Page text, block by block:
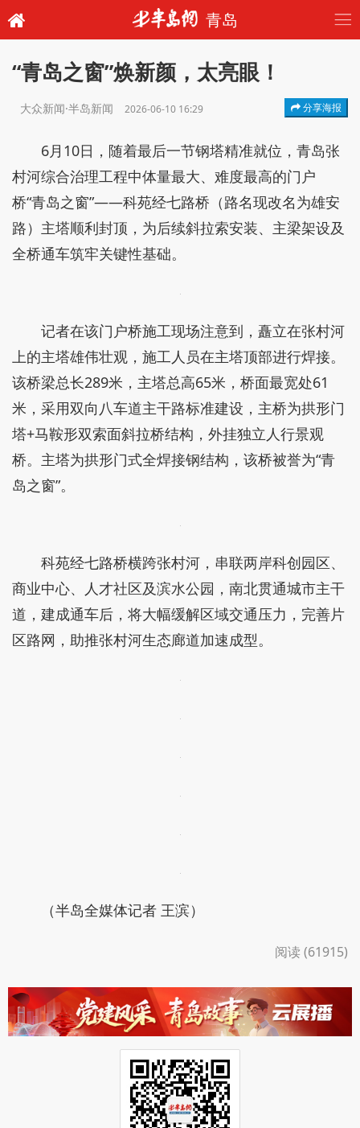
青岛
“青岛之窗”焕新颜，太亮眼！
大众新闻·半岛新闻 2026-06-10 16:29 分享海报
6月10日，随着最后一节钢塔精准就位，青岛张
村河综合治理工程中体量最大、难度最高的门户
桥“青岛之窗”——科苑经七路桥（路名现改名为雄安
路）主塔顺利封顶，为后续斜拉索安装、主梁架设及
全桥通车筑牢关键性基础。
记者在该门户桥施工现场注意到，矗立在张村河
上的主塔雄伟壮观，施工人员在主塔顶部进行焊接。
该桥梁总长289米，主塔总高65米，桥面最宽处61
米，采用双向八车道主干路标准建设，主桥为拱形门
塔+马鞍形双索面斜拉桥结构，外挂独立人行景观
桥。主塔为拱形门式全焊接钢结构，该桥被誉为“青
岛之窗”。
科苑经七路桥横跨张村河，串联两岸科创园区、
商业中心、人才社区及滨水公园，南北贯通城市主干
道，建成通车后，将大幅缓解区域交通压力，完善片
区路网，助推张村河生态廊道加速成型。
（半岛全媒体记者 王滨）
阅读 (61915)